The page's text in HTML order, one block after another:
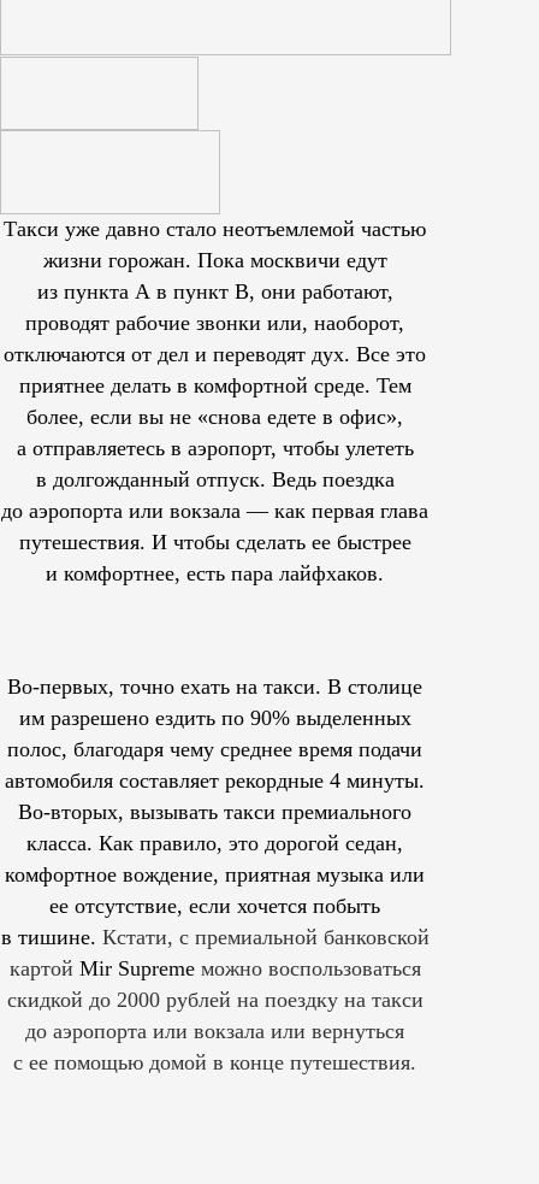
Такси уже давно стало неотъемлемой частью
жизни горожан. Пока москвичи едут
из пункта А в пункт В, они работают,
проводят рабочие звонки или, наоборот,
отключаются от дел и переводят дух. Все это
приятнее делать в комфортной среде. Тем
более, если вы не «снова едете в офис»,
а отправляетесь в аэропорт, чтобы улететь
в долгожданный отпуск. Ведь поездка
до аэропорта или вокзала — как первая глава
путешествия. И чтобы сделать ее быстрее
и комфортнее, есть пара лайфхаков.
Во-первых, точно ехать на такси. В столице
им разрешеноездить по 90% выделенных
полос, благодаря чему среднее время подачи
автомобиля составляет рекордные 4 минуты.
Во-вторых, вызывать такси премиального
класса. Как правило, это дорогой седан,
комфортное вождение, приятная музыка или
ее отсутствие, если хочется побыть
в тишине. Кстати, с премиальной банковской
картой Mir Supreme можно воспользоваться
скидкой до 2000 рублей на поездку на такси
до аэропорта или вокзала или вернуться
с ее помощью домой в конце путешествия.